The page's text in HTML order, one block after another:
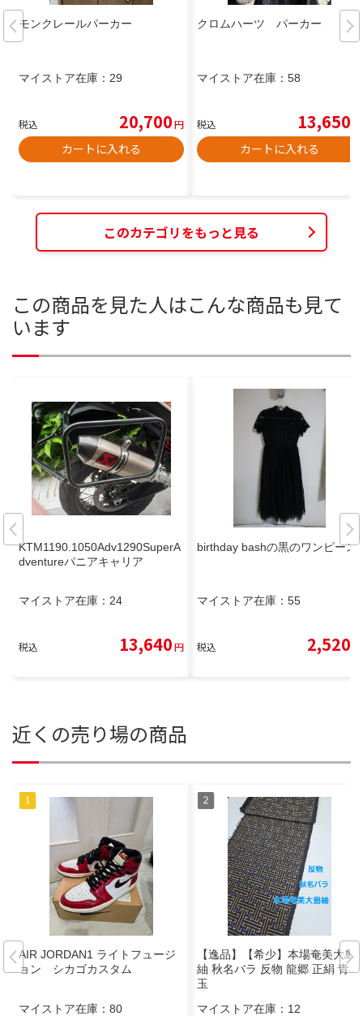
モンクレールパーカー
マイストア在庫： 29
税込 20,700円
カートに入れる
クロムハーツ パーカー
マイストア在庫： 58
税込 13,650
カートに入れる
このカテゴリをもっと見る
この商品を見た人はこんな商品も見て
います
KTM1190.1050Adv1290SuperA
dventureパニアキャリア
マイストア在庫： 24
税込 13,640円
birthday bashの黒のワンピース
マイストア在庫： 55
税込 2,520
近くの売り場の商品
AIR JORDAN1 ライトフュージ
ョン シカゴカスタム
マイストア在庫： 80
【逸品】【希少】本場奄美大島
紬 秋名バラ 反物 龍郷 正絹 青4
玉
マイストア在庫： 12